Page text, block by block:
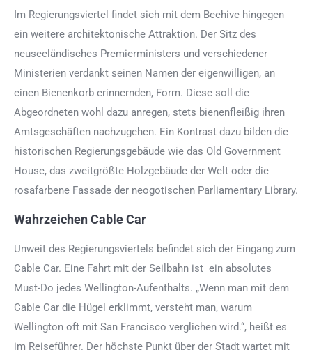
Im Regierungsviertel findet sich mit dem Beehive hingegen
ein weitere architektonische Attraktion. Der Sitz des
neuseeländisches Premierministers und verschiedener
Ministerien verdankt seinen Namen der eigenwilligen, an
einen Bienenkorb erinnernden, Form. Diese soll die
Abgeordneten wohl dazu anregen, stets bienenfleißig ihren
Amtsgeschäften nachzugehen. Ein Kontrast dazu bilden die
historischen Regierungsgebäude wie das Old Government
House, das zweitgrößte Holzgebäude der Welt oder die
rosafarbene Fassade der neogotischen Parliamentary Library.
Wahrzeichen Cable Car
Unweit des Regierungsviertels befindet sich der Eingang zum
Cable Car. Eine Fahrt mit der Seilbahn ist ein absolutes
Must-Do jedes Wellington-Aufenthalts. „Wenn man mit dem
Cable Car die Hügel erklimmt, versteht man, warum
Wellington oft mit San Francisco verglichen wird.“, heißt es
im Reiseführer. Der höchste Punkt über der Stadt wartet mit